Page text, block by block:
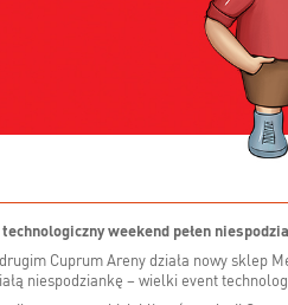
weekend pełen
Cuprum Areny działa nowy
niespodziankę – wielki event